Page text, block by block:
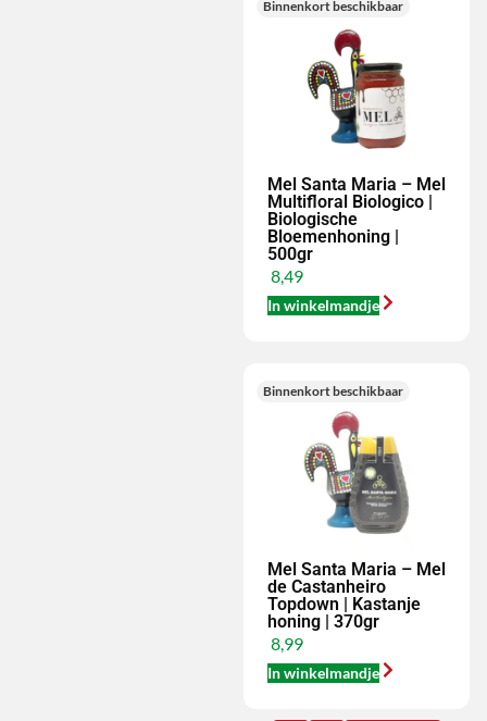
Binnenkort beschikbaar
Mel Santa Maria – Mel
Multifloral Biologico |
Biologische
Bloemenhoning |
500gr
8,49
In winkelmandje
Binnenkort beschikbaar
Mel Santa Maria – Mel
de Castanheiro
Topdown | Kastanje
honing | 370gr
8,99
In winkelmandje